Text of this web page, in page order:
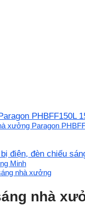
PHBFF150L
xưởng Paragon
điện, đèn chiếu
Minh
nhà xưởng
nhà